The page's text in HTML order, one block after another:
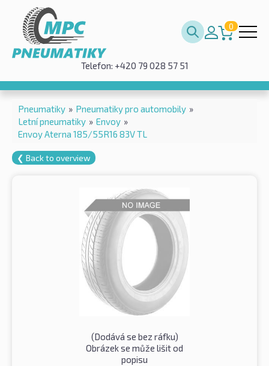
0
Telefon: +420 79 028 57 51
Pneumatiky » Pneumatiky pro automobily »
Letní pneumatiky » Envoy »
Envoy Aterna 185/55R16 83V TL
❮ Back to overview
(Dodává se bez ráfku)
Obrázek se může lišit od
popisu